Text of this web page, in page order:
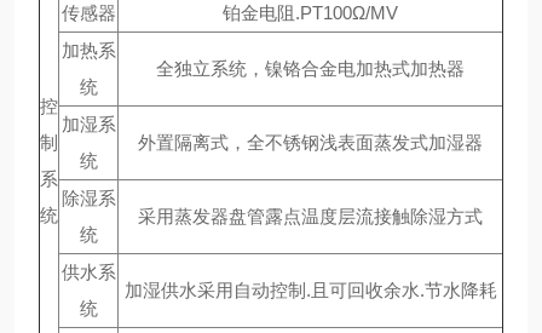
控
制
系
统
传感器
铂金电阻.PT100Ω/MV
加热系
统
全独立系统，镍铬合金电加热式加热器
加湿系
统
外置隔离式，全不锈钢浅表面蒸发式加湿器
除湿系
统
采用蒸发器盘管露点温度层流接触除湿方式
供水系
统
加湿供水采用自动控制.且可回收余水.节水降耗